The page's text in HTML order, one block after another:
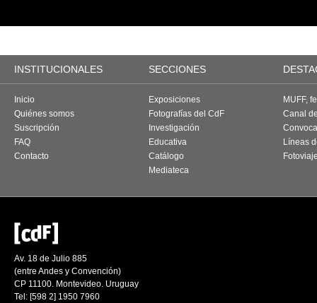
INSTITUCIONALES SECCIONES
Inicio
Quiénes somos
Suscripción
FAQ
Contacto
Exposiciones
Fotografías del CdF
Investigación
Educativa
Catálogo
Mediateca
MUFF,
Canal
Líneas
Av. 18 de Julio 885
(entre Andes y Convención)
CP 11100. Montevideo. Uruguay
Tel: [598 2] 1950 7960